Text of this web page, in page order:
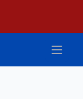
Open